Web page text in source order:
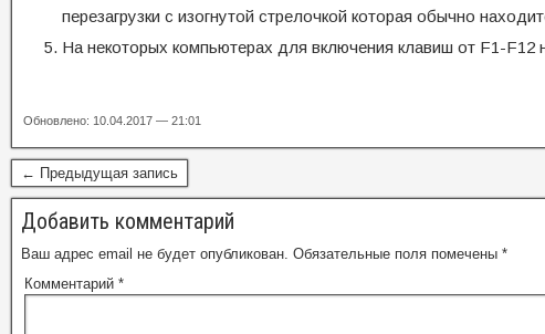
перезагрузки с изогнутой стрелочкой которая обычно
На некоторых компьютерах для включения клавиш от F1-
Обновлено: 10.04.2017 — 21:01
← Предыдущая запись
Добавить комментарий
Ваш адрес email не будет опубликован. Обязательные поля помечены *
Комментарий *